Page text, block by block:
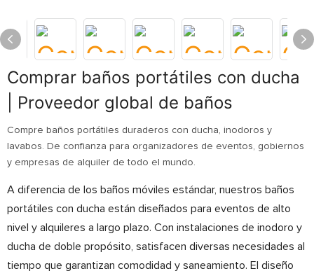
Comprar baños portátiles con ducha
| Proveedor global de baños
Compre baños portátiles duraderos con ducha, inodoros y
lavabos. De confianza para organizadores de eventos, gobiernos
y empresas de alquiler de todo el mundo.
A diferencia de los baños móviles estándar, nuestros baños
portátiles con ducha están diseñados para eventos de alto
nivel y alquileres a largo plazo. Con instalaciones de inodoro y
ducha de doble propósito, satisfacen diversas necesidades al
tiempo que garantizan comodidad y saneamiento. El diseño